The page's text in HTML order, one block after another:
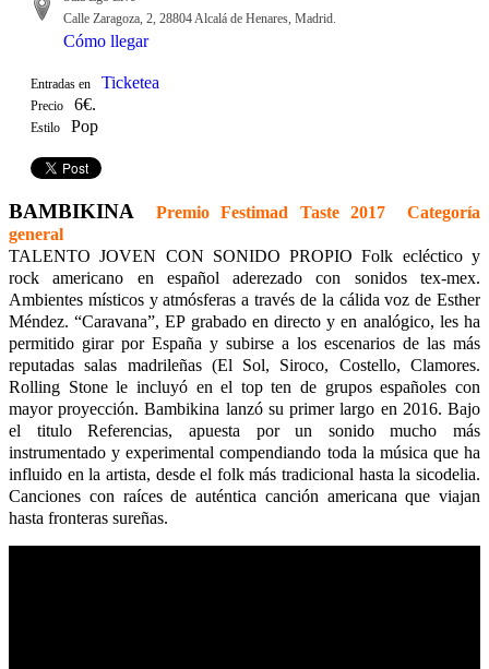
Calle Zaragoza, 2, 28804 Alcalá de Henares, Madrid.
Cómo llegar
Entradas en Ticketea
Precio 6€.
Estilo Pop
BAMBIKINA
Premio Festimad Taste 2017 Categoría
general
TALENTO JOVEN CON SONIDO PROPIO Folk ecléctico y
rock americano en español aderezado con sonidos tex-mex.
Ambientes místicos y atmósferas a través de la cálida voz de Esther
Méndez. “Caravana”, EP grabado en directo y en analógico, les ha
permitido girar por España y subirse a los escenarios de las más
reputadas salas madrileñas (El Sol, Siroco, Costello, Clamores.
Rolling Stone le incluyó en el top ten de grupos españoles con
mayor proyección. Bambikina lanzó su primer largo en 2016. Bajo
el titulo Referencias, apuesta por un sonido mucho más
instrumentado y experimental compendiando toda la música que ha
influido en la artista, desde el folk más tradicional hasta la sicodelia.
Canciones con raíces de auténtica canción americana que viajan
hasta fronteras sureñas.